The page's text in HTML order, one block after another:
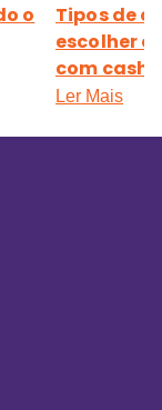
o
Tipos de
escolher
com
Ler Mais